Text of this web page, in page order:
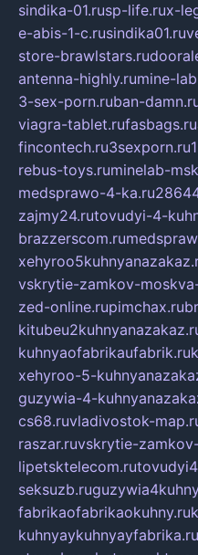
sindika-01.rusp-life.rux-
e-abis-1-c.rusindika01.ru
store-brawlstars.ru
antenna-highly.rumine-
3-sex-porn.ruban-
viagra-tablet.rufasbags.ru
fincontech.ru3sexporn.ru
rebus-toys.ruminelab-
medsprawo-4-ka.ru
zajmy24.rutovudyi-4-
brazzerscom.ru
vskrytie-zamkov-
zed-online.rupimchax.ru
kuhnyaofabrikaufabrik.ru
xehyroo-5-
guzywia-4-
cs68.ruvladivostok-
raszar.ruvskrytie-
lipetsktelecom.ru
seksuzb.ru
fabrikaofabrikaokuhny.ru
kuhnyaykuhnyayfabrika.ru